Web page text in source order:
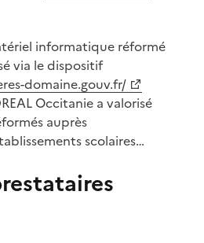
informatique réformé
via le dispositif
domaine.gouv.fr/
Occitanie a valorisé
auprès
scolaires…